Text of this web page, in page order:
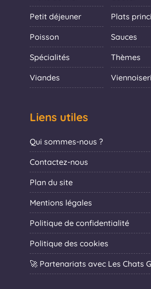
Petit déjeuner Plats
Poisson Sauces
Spécialités Thèmes
Viandes
Liens utiles
Qui sommes-nous ?
Contactez-nous
Plan du site
Mentions légales
Politique de confidentialité
Politique des cookies
🚀 Partenariats avec Les Chats